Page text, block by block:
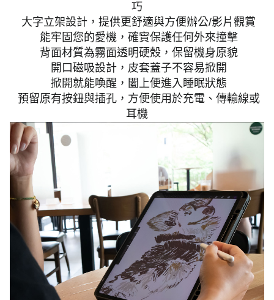
巧
大字立架設計，提供更舒適與方便辦公/影片觀賞
能牢固您的愛機，確實保護任何外來撞擊
背面材質為霧面透明硬殼，保留機身原貌
開口磁吸設計，皮套蓋子不容易掀開
掀開就能喚醒，闔上便進入睡眠狀態
預留原有按鈕與插孔，方便使用於充電、傳輸線或
耳機